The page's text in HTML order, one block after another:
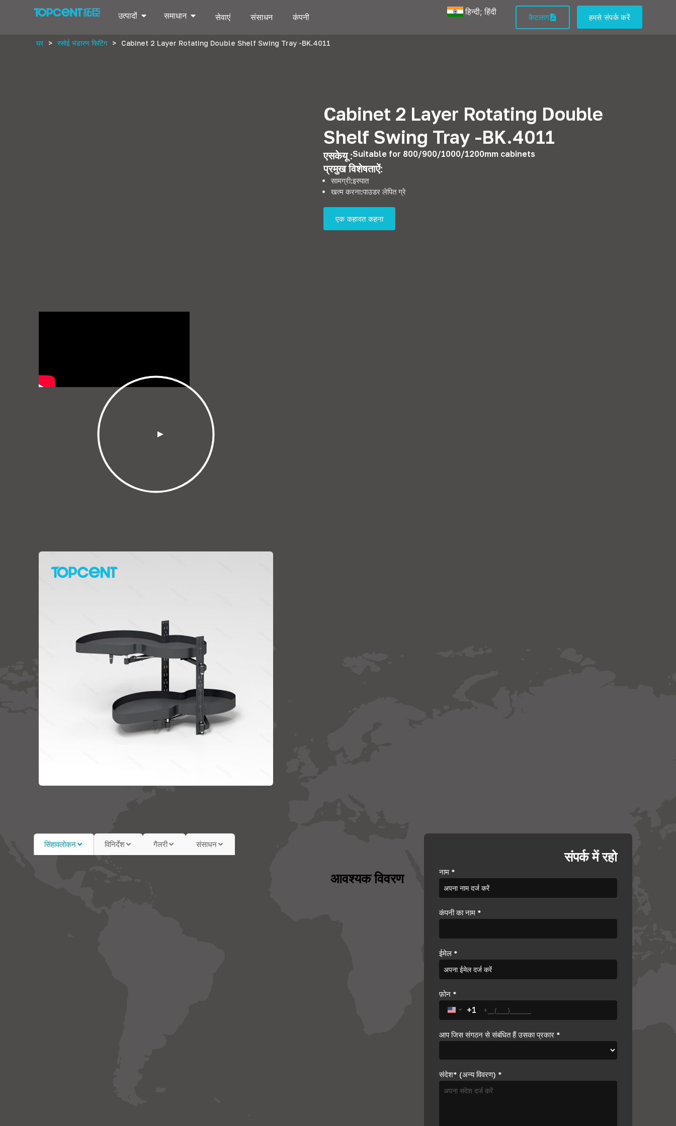
उत्पादों समाधान सेवाएं संसाधन कंपनी
हिन्दी; हिंदी
कैटलाग हमसे संपर्क करें
घर > रसोई भंडारण फिटिंग > Cabinet 2 Layer Rotating Double Shelf Swing Tray -BK.4011
Cabinet 2 Layer Rotating Double
Shelf Swing Tray -BK.4011
एसकेयू :Suitable for 800/900/1000/1200mm cabinets
प्रमुख विशेषताऐं:
सामग्री:इस्पात
खत्म करना:पाउडर लेपित ग्रे
एक कहावत कहना
सिंहावलोकन विनिर्देश गैलरी संसाधन
आवश्यक विवरण
संपर्क में रहो
नाम *
कंपनी का नाम *
ईमेल *
फ़ोन *
United States +1
+1
आप जिस संगठन से संबंधित हैं उसका प्रकार *
संदेश* (अन्य विवरण) *